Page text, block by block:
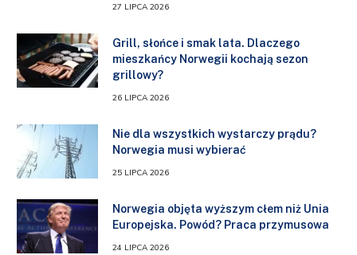
27 LIPCA 2026
Grill, słońce i smak lata. Dlaczego
mieszkańcy Norwegii kochają sezon
grillowy?
26 LIPCA 2026
Nie dla wszystkich wystarczy prądu?
Norwegia musi wybierać
25 LIPCA 2026
Norwegia objęta wyższym cłem niż Unia
Europejska. Powód? Praca przymusowa
24 LIPCA 2026